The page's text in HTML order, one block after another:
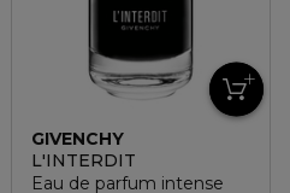
GIVENCHY
L'INTERDIT
Eau de parfum intense